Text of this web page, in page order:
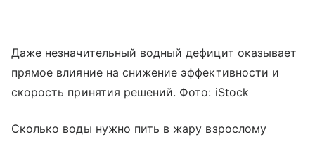
Даже незначительный водный дефицит оказывает
прямое влияние на снижение эффективности и
скорость принятия решений. Фото: iStock
Сколько воды нужно пить в жару взрослому